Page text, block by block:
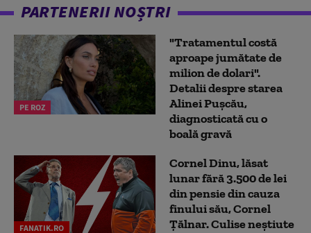
PARTENERII NOȘTRI
PE ROZ
"Tratamentul costă
aproape jumătate de
milion de dolari".
Detalii despre starea
Alinei Pușcău,
diagnosticată cu o
boală gravă
FANATIK.RO
Cornel Dinu, lăsat
lunar fără 3.500 de lei
din pensie din cauza
finului său, Cornel
Țălnar. Culise neștiute